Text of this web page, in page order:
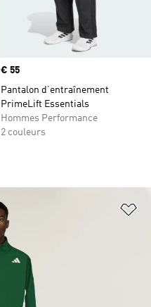
Prix
€ 55
Pantalon d’entraînement
PrimeLift Essentials
Hommes Performance
2 couleurs